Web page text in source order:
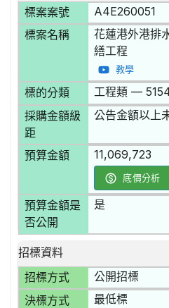
標案案號
A4E260051
標案名稱
花蓮港外港排
繕工程
教學
標的分類 工程類 —
採購金額級
距
公告金額以上
預算金額 11,069,723
底價分析
預算金額是
否公開
是
招標資料
招標方式
公開招標
決標方式 最低標